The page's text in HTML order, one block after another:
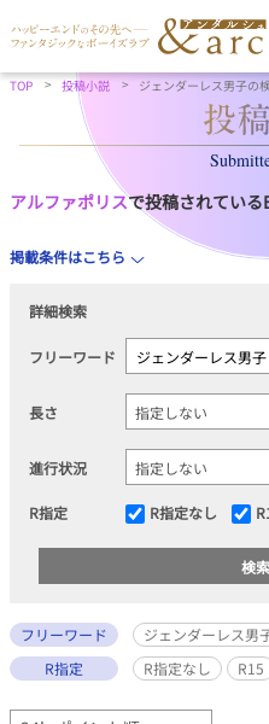
TOP 投稿小説 ジェンダーレス男子の
アルファポリスで投稿されている
掲載条件はこちら
詳細検索
フリーワード
長さ
進行状況
R指定 R指定なし
フリーワード
ジェンダーレス男
R指定
R指定なし R15